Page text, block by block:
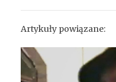
Artykuły powiązane: